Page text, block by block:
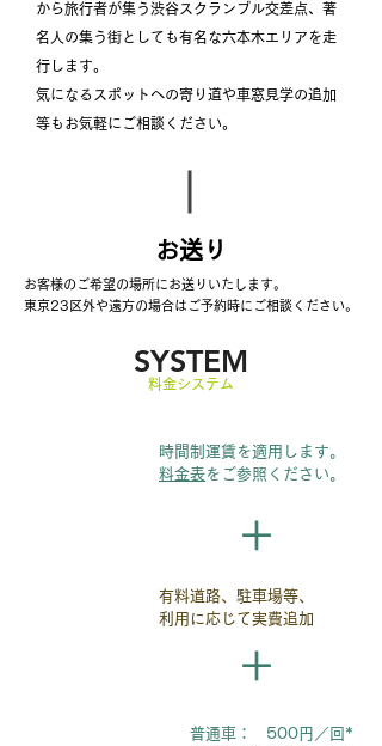
から旅行者が集う渋谷スクランブル交差点、著
名人の集う街としても有名な六本木エリアを走
行します。
気になるスポットへの寄り道や車窓見学の追加
等もお気軽にご相談ください。
​お送り
​お客様のご希望の場所にお送りいたします。
東京23区外や遠方の場合はご予約時にご相談ください。
SYSTEM
​料金システム
​＋
時間制運賃を適用します。
料金表をご参照ください。
​＋
有料道路、駐車場等、
利用に応じて​実費追加
普通車： 500円／回*